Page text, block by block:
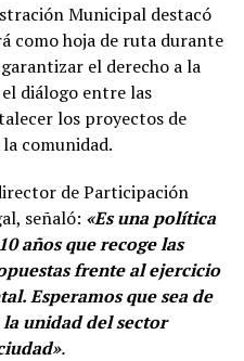
Municipal destacó
como hoja de ruta durante
el derecho a la
diálogo entre las
los proyectos de
comunidad.
de Participación
señaló: «Es una política
años que recoge las
frente al ejercicio
Esperamos que sea de
unidad del sector
.